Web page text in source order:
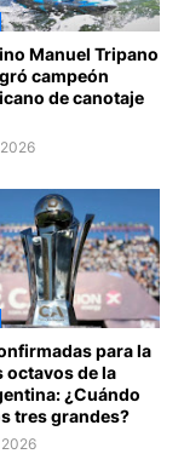
Manuel Tripano
campeón
de canotaje
para la
octavos de la
¿Cuándo
tres grandes?